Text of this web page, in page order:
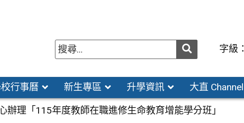
送出 字級：
行事曆 新生專區 升學資訊 大直 Channel
辦理「115年度教師在職進修生命教育增能學分班」